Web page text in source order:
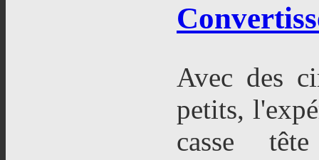
Avec des
petits,
casse